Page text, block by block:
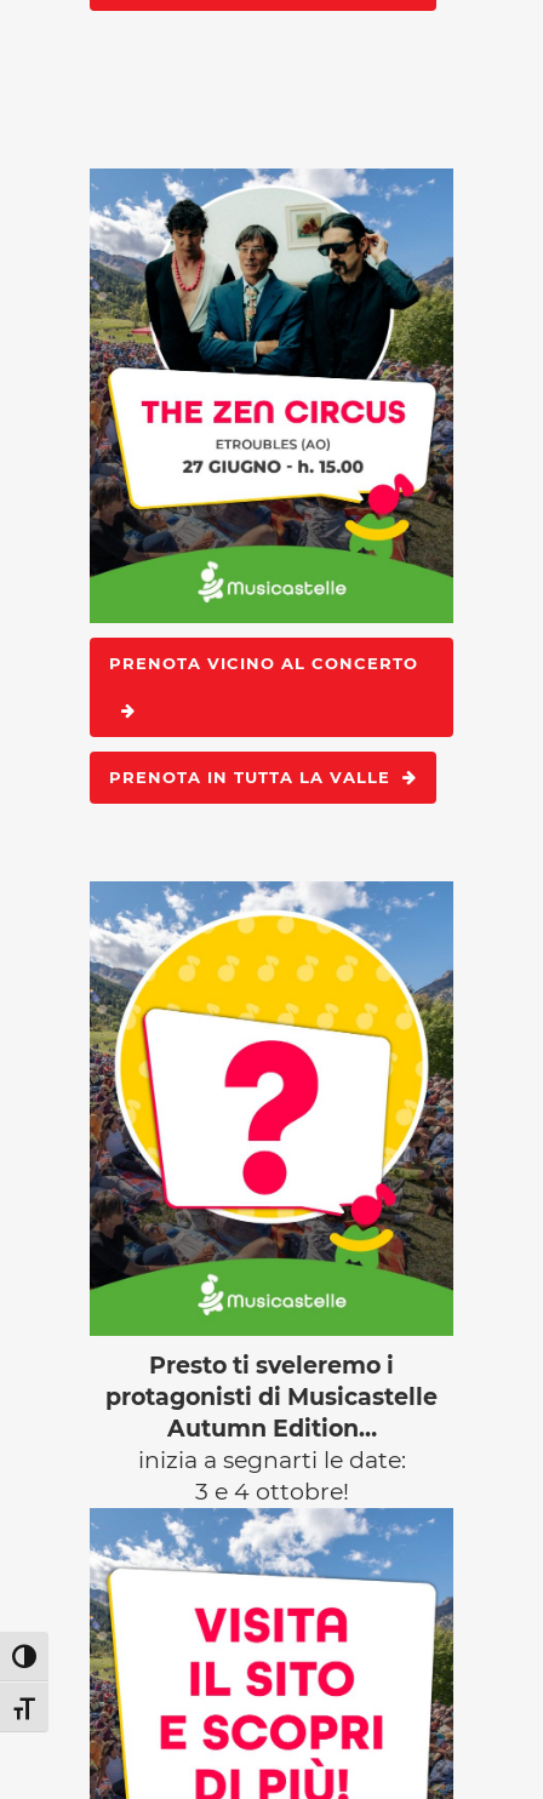
Attiva/disattiva alto contrasto
Attiva/disattiva dimensione testo
PRENOTA VICINO AL CONCERTO
PRENOTA IN TUTTA LA VALLE
Presto ti sveleremo i
protagonisti di Musicastelle
Autumn Edition…
inizia a segnarti le date:
3 e 4 ottobre!